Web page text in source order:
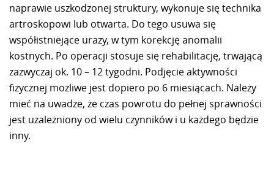
naprawie uszkodzonej struktury, wykonuje się technika
artroskopowi lub otwarta. Do tego usuwa się
współistniejące urazy, w tym korekcję anomalii
kostnych. Po operacji stosuje się rehabilitację, trwającą
zazwyczaj ok. 10 – 12 tygodni. Podjęcie aktywności
fizycznej możliwe jest dopiero po 6 miesiącach. Należy
mieć na uwadze, że czas powrotu do pełnej sprawności
jest uzależniony od wielu czynników i u każdego będzie
inny.